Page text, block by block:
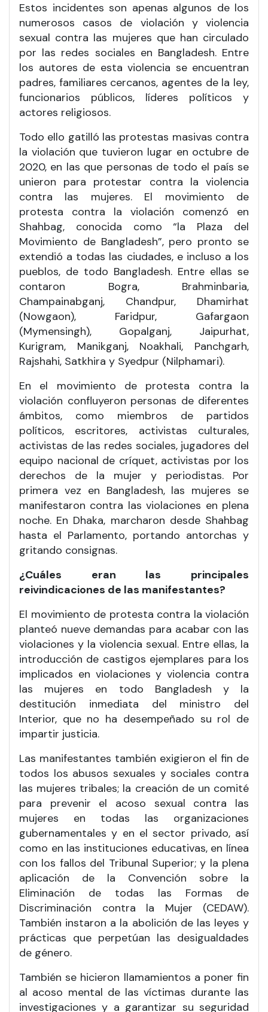
Estos incidentes son apenas algunos de los
numerosos casos de violación y violencia
sexual contra las mujeres que han circulado
por las redes sociales en Bangladesh. Entre
los autores de esta violencia se encuentran
padres, familiares cercanos, agentes de la ley,
funcionarios públicos, líderes políticos y
actores religiosos.
Todo ello gatilló las protestas masivas contra
la violación que tuvieron lugar en octubre de
2020, en las que personas de todo el país se
unieron para protestar contra la violencia
contra las mujeres. El movimiento de
protesta contra la violación comenzó en
Shahbag, conocida como “la Plaza del
Movimiento de Bangladesh”, pero pronto se
extendió a todas las ciudades, e incluso a los
pueblos, de todo Bangladesh. Entre ellas se
contaron Bogra, Brahminbaria,
Champainabganj, Chandpur, Dhamirhat
(Nowgaon), Faridpur, Gafargaon
(Mymensingh), Gopalganj, Jaipurhat,
Kurigram, Manikganj, Noakhali, Panchgarh,
Rajshahi, Satkhira y Syedpur (Nilphamari).
En el movimiento de protesta contra la
violación confluyeron personas de diferentes
ámbitos, como miembros de partidos
políticos, escritores, activistas culturales,
activistas de las redes sociales, jugadores del
equipo nacional de críquet, activistas por los
derechos de la mujer y periodistas. Por
primera vez en Bangladesh, las mujeres se
manifestaron contra las violaciones en plena
noche. En Dhaka, marcharon desde Shahbag
hasta el Parlamento, portando antorchas y
gritando consignas.
¿Cuáles eran las principales
reivindicaciones de las manifestantes?
El movimiento de protesta contra la violación
planteó nueve demandas para acabar con las
violaciones y la violencia sexual. Entre ellas, la
introducción de castigos ejemplares para los
implicados en violaciones y violencia contra
las mujeres en todo Bangladesh y la
destitución inmediata del ministro del
Interior, que no ha desempeñado su rol de
impartir justicia.
Las manifestantes también exigieron el fin de
todos los abusos sexuales y sociales contra
las mujeres tribales; la creación de un comité
para prevenir el acoso sexual contra las
mujeres en todas las organizaciones
gubernamentales y en el sector privado, así
como en las instituciones educativas, en línea
con los fallos del Tribunal Superior; y la plena
aplicación de la Convención sobre la
Eliminación de todas las Formas de
Discriminación contra la Mujer (CEDAW).
También instaron a la abolición de las leyes y
prácticas que perpetúan las desigualdades
de género.
También se hicieron llamamientos a poner fin
al acoso mental de las víctimas durante las
investigaciones y a garantizar su seguridad